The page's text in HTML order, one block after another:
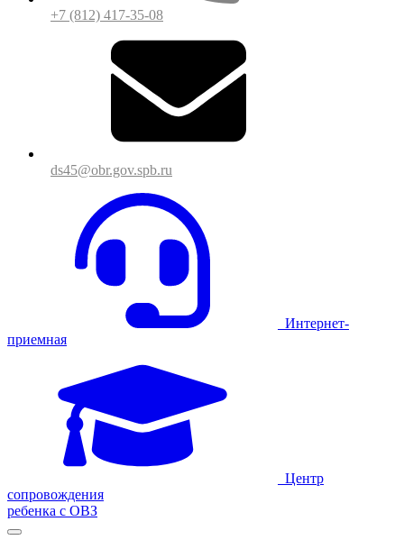
+7 (812) 417-35-08
ds45@obr.gov.spb.ru
Интернет-
приемная
Центр
сопровождения
ребенка с ОВЗ